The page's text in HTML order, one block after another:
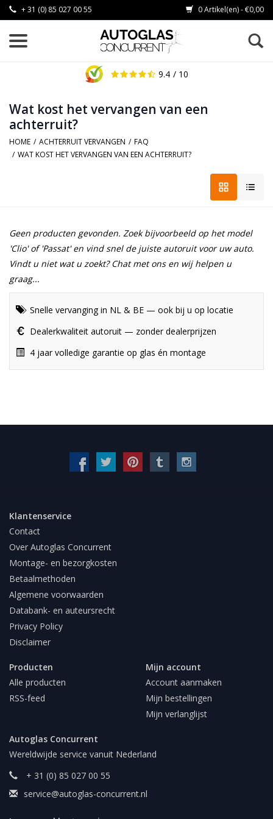
+ 31 (0) 85 027 00 55 0 Artikel(en) - €0,00
9.4 / 10
Wat kost het vervangen van een
achterruit?
HOME / ACHTERRUIT VERVANGEN / FAQ
/ WAT KOST HET VERVANGEN VAN EEN ACHTERRUIT?
Geen producten gevonden. Zoek bijvoorbeeld op het model
'Clio' of 'Passat' en vind snel de juiste autoruit voor uw auto.
Vindt u niet wat u zoekt? Chat met ons en wij helpen u
graag...
Snelle vervanging in NL & BE — ook bij u op locatie
Dealerkwaliteit autoruit — zonder dealerprijzen
4 jaar volledige garantie op glas én montage
Klantenservice
Contact
Over Autoglas Concurrent
Montage- en bezorgkosten
Betaalmethoden
Algemene voorwaarden
Databank- en auteursrecht
Privacy Policy
Disclaimer
Producten
Alle producten
RSS-feed
Mijn account
Account aanmaken
Mijn bestellingen
Mijn verlanglijst
Autoglas Concurrent
Wereldwijde service vanuit Nederland
+ 31 (0) 85 027 00 55
service@autoglas-concurrent.nl